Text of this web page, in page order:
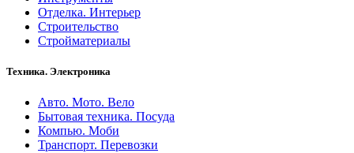
Отделка. Интерьер
Строительство
Стройматериалы
Техника. Электроника
Авто. Мото. Вело
Бытовая техника. Посуда
Компью. Моби
Транспорт. Перевозки